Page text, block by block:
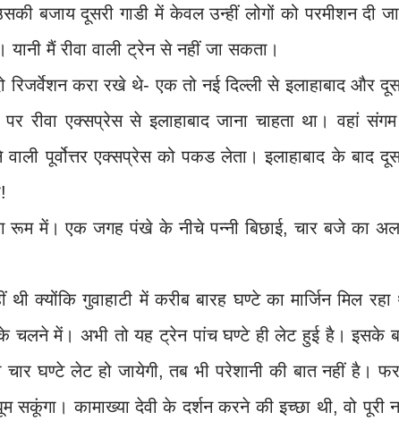
बजाय दूसरी गाडी में केवल उन्हीं लोगों को परमीशन दी
मैं रीवा वाली ट्रेन से नहीं जा सकता।
रिजर्वेशन करा रखे थे- एक तो नई दिल्ली से इलाहाबाद और
रीवा एक्सप्रेस से इलाहाबाद जाना चाहता था। वहां
पूर्वोत्तर एक्सप्रेस को पकड लेता। इलाहाबाद के बाद
रूम में। एक जगह पंखे के नीचे पन्नी बिछाई, चार बजे का
क्योंकि गुवाहाटी में करीब बारह घण्टे का मार्जिन मिल रहा
में। अभी तो यह ट्रेन पांच घण्टे ही लेट हुई है। इसके
घण्टे लेट हो जायेगी, तब भी परेशानी की बात नहीं है।
सकूंगा। कामाख्या देवी के दर्शन करने की इच्छा थी, वो पूरी